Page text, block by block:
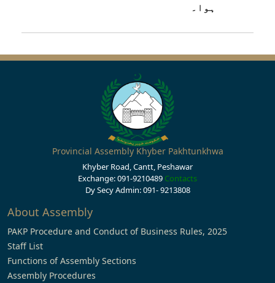
ہوا۔
Provincial Assembly Khyber Pakhtunkhwa
Khyber Road, Cantt, Peshawar
Exchange: 091-9210489 Contacts
Dy Secy Admin: 091- 9213808
About Assembly
PAKP Procedure and Conduct of Business Rules, 2025
Staff List
Functions of Assembly Sections
Assembly Procedures